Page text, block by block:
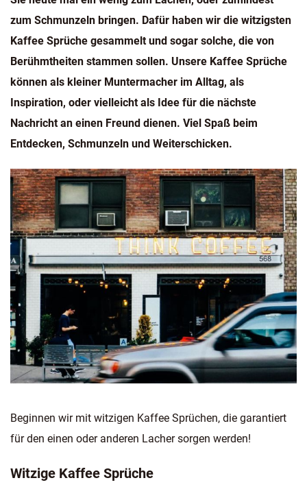
zum Schmunzeln bringen. Dafür haben wir die witzigsten
Kaffee Sprüche gesammelt und sogar solche, die von
Berühmtheiten stammen sollen. Unsere Kaffee Sprüche
können als kleiner Muntermacher im Alltag, als
Inspiration, oder vielleicht als Idee für die nächste
Nachricht an einen Freund dienen. Viel Spaß beim
Entdecken, Schmunzeln und Weiterschicken.
Beginnen wir mit witzigen Kaffee Sprüchen, die garantiert
für den einen oder anderen Lacher sorgen werden!
Witzige Kaffee Sprüche